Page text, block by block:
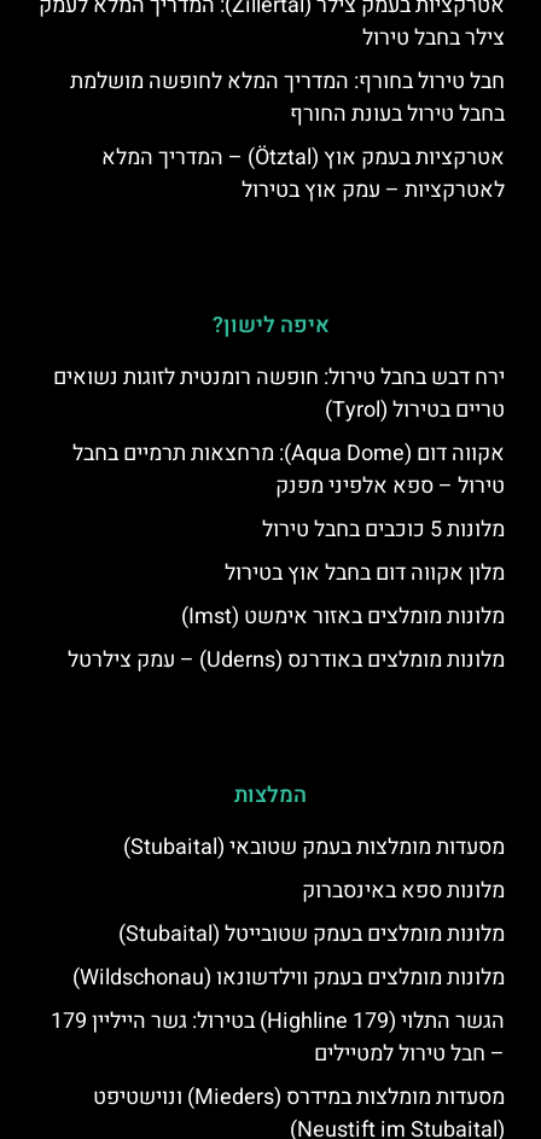
צילר בחבל טירול
חבל טירול בחורף: המדריך המלא לחופשה מושלמת
בחבל טירול בעונת החורף
אטרקציות בעמק אוץ (Ötztal) – המדריך המלא
לאטרקציות – עמק אוץ בטירול
איפה לישון?
ירח דבש בחבל טירול: חופשה רומנטית לזוגות נשואים
טריים בטירול (Tyrol)
אקווה דום (Aqua Dome): מרחצאות תרמיים בחבל
טירול – ספא אלפיני מפנק
מלונות 5 כוכבים בחבל טירול
מלון אקווה דום בחבל אוץ בטירול
מלונות מומלצים באזור אימשט (Imst)
מלונות מומלצים באודרנס (Uderns) – עמק צילרטל
המלצות
מסעדות מומלצות בעמק שטובאי (Stubaital)
מלונות ספא באינסברוק
מלונות מומלצים בעמק שטובייטל (Stubaital)
מלונות מומלצים בעמק ווילדשונאו (Wildschonau)
הגשר התלוי (Highline 179) בטירול: גשר הייליין 179
– חבל טירול למטיילים
מסעדות מומלצות במידרס (Mieders) ונוישטיפט
(Neustift im Stubaital)